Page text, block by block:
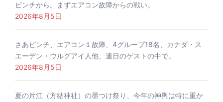
ピンチから。まずエアコン故障からの戦い。
2026年8月5日
さあピンチ、エアコン１故障、4グループ18名、カナダ・ス
エーデン・ウルグアイ人他、連日のゲストの中で。
2026年8月5日
夏の片江（方結神社）の墨つけ祭り、今年の神輿は特に重か